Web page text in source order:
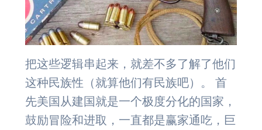
把这些逻辑串起来，就差不多了解了他们
这种民族性（就算他们有民族吧）。 首
先美国从建国就是一个极度分化的国家，
鼓励冒险和进取，一直都是赢家通吃，巨